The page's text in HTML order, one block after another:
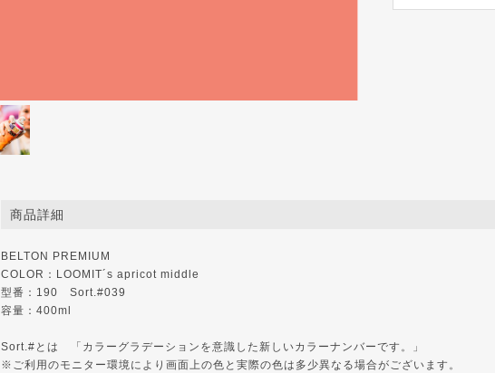
商品詳細
BELTON PREMIUM
COLOR：LOOMIT´s apricot middle
型番：190 Sort.#039
容量：400ml
Sort.#とは 「カラーグラデーションを意識した新しいカラーナンバーです。」
※ご利用のモニター環境により画面上の色と実際の色は多少異なる場合がございます。